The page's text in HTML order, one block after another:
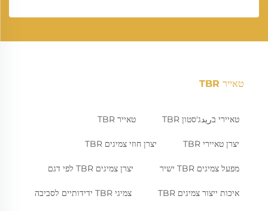
טאייר TBR
טאיירי בريدג'סטון TBR טאייר TBR
יצרן טאיירי TBR יצרן חוזי צמיגים TBR
מפעל צמיגים TBR ישיר יצרן צמיגים TBR לפי דגם
איכות ייצור צמיגים TBR צמיגי TBR ידידותיים לסביבה